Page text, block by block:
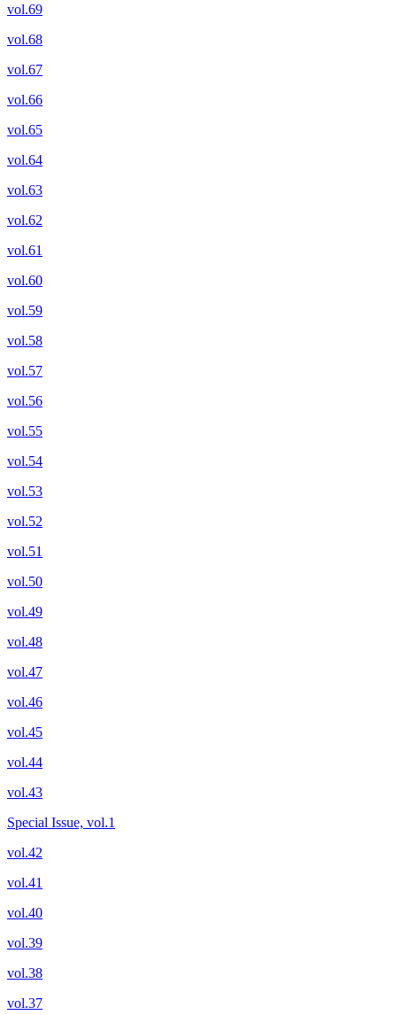
vol.69
vol.68
vol.67
vol.66
vol.65
vol.64
vol.63
vol.62
vol.61
vol.60
vol.59
vol.58
vol.57
vol.56
vol.55
vol.54
vol.53
vol.52
vol.51
vol.50
vol.49
vol.48
vol.47
vol.46
vol.45
vol.44
vol.43
Special Issue, vol.1
vol.42
vol.41
vol.40
vol.39
vol.38
vol.37